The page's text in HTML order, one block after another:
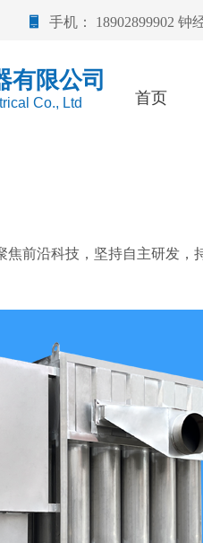
手机： 18902899902 钟
首页
有限公司
Co., Ltd
焦前沿科技，坚持自主研发